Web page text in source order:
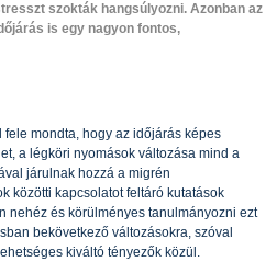
szokták hangsúlyozni. Azonban az
is egy nagyon fontos,
mondta, hogy az időjárás képes
a légköri nyomások változása mind a
járulnak hozzá a migrén
közötti kapcsolatot feltáró kutatások
nehéz és körülményes tanulmányozni ezt
bekövetkező változásokra, szóval
kiváltó tényezők közül.